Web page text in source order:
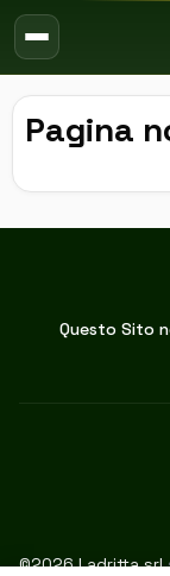
Pagina
Questo Sito
©2026 Ladritta srl